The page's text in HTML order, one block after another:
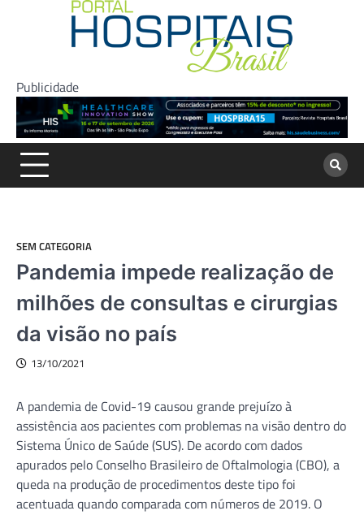
Publicidade
SEM CATEGORIA
Pandemia impede realização de
milhões de consultas e cirurgias
da visão no país
13/10/2021
A pandemia de Covid-19 causou grande prejuízo à
assistência aos pacientes com problemas na visão dentro do
Sistema Único de Saúde (SUS). De acordo com dados
apurados pelo Conselho Brasileiro de Oftalmologia (CBO), a
queda na produção de procedimentos deste tipo foi
acentuada quando comparada com números de 2019. O